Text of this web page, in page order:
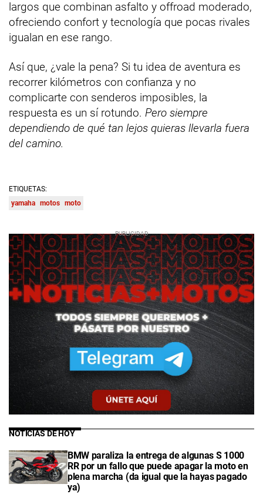
largos que combinan asfalto y offroad moderado,
ofreciendo confort y tecnología que pocas rivales
igualan en ese rango.
Así que, ¿vale la pena? Si tu idea de aventura es
recorrer kilómetros con confianza y no
complicarte con senderos imposibles, la
respuesta es un sí rotundo. Pero siempre
dependiendo de qué tan lejos quieras llevarla fuera
del camino.
ETIQUETAS:
yamaha motos moto
NOTICIAS DE HOY
BMW paraliza la entrega de algunas S 1000
RR por un fallo que puede apagar la moto en
plena marcha (da igual que la hayas pagado
ya)